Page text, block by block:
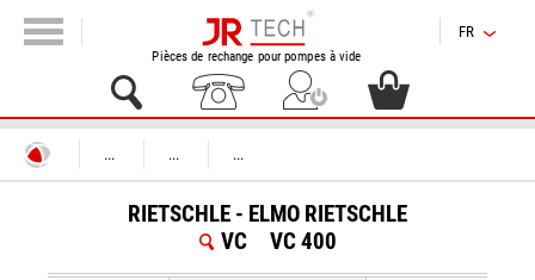
Pièces de rechange pour pompes à vide
FR
... ... ...
RIETSCHLE - ELMO RIETSCHLE
VC
VC 400